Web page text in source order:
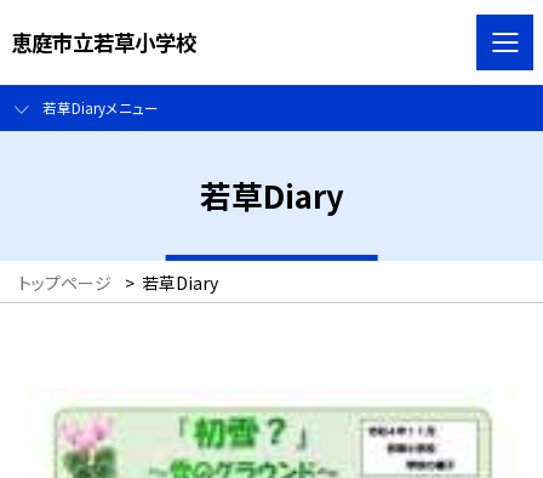
恵庭市立若草小学校
若草Diaryメニュー
若草Diary
トップページ > 若草Diary